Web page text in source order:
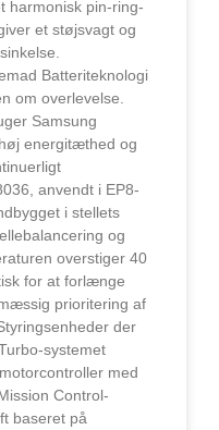
harmonisk pin-ring-
et støjsvagt og
Batteriteknologi
om overlevelse.
Samsung
energitæthed og
anvendt i EP8-
i stellets
og
overstiger 40
for at forlænge
prioritering af
der
systemet
med
Control-
baseret på